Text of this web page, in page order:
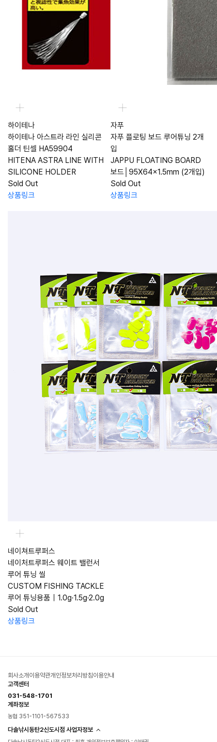
하이테나
하이테나 아스트라 라인 실리콘
홀더 틴셀 HA59904
HITENA ASTRA LINE WITH
SILICONE HOLDER
Sold Out
상품링크
자푸
자푸 플로팅 보드 루어튜닝 2개
입
JAPPU FLOATING BOARD
보드│95X64x1.5mm (2개입)
Sold Out
상품링크
네이쳐트루퍼스
네이처트루퍼스 웨이트 밸런서
루어 튜닝 씰
CUSTOM FISHING TACKLE
루어 튜닝용품｜1.0g·1.5g·2.0g
Sold Out
상품링크
회사소개 이용약관개인정보처리방침이용안내
다솔낚시동탄2신도시점 사업자정보
고객센터
031-548-1701
계좌정보
농협 351-1101-567533